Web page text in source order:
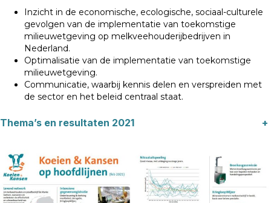
Inzicht in de economische, ecologische, sociaal-culturele
gevolgen van de implementatie van toekomstige
milieuwetgeving op melkveehouderijbedrijven in
Nederland.
Optimalisatie van de implementatie van toekomstige
milieuwetgeving.
Communicatie, waarbij kennis delen en verspreiden met
de sector en het beleid centraal staat.
Thema’s en resultaten 2021 +